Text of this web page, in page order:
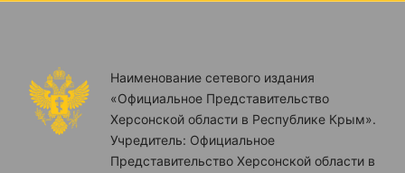
Наименование сетевого издания
«Официальное Представительство
Херсонской области в Республике Крым».
Учредитель: Официальное
Представительство Херсонской области в